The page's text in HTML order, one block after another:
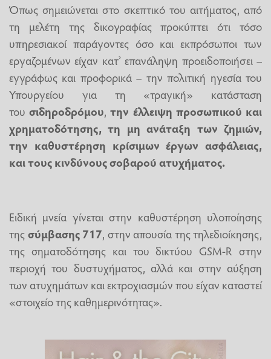
Όπως σημειώνεται στο σκεπτικό του αιτήματος, από
τη μελέτη της δικογραφίας προκύπτει ότι τόσο
υπηρεσιακοί παράγοντες όσο και εκπρόσωποι των
εργαζομένων είχαν κατ’ επανάληψη προειδοποιήσει –
εγγράφως και προφορικά – την πολιτική ηγεσία του
Υπουργείου για τη «τραγική» κατάσταση
τουσιδηροδρόμου,την έλλειψη προσωπικού και
χρηματοδότησης, τη μη ανάταξη των ζημιών,
την καθυστέρηση κρίσιμων έργων ασφάλειας,
και τους κινδύνους σοβαρού ατυχήματος.
Ειδική μνεία γίνεται στην καθυστέρηση υλοποίησης
της σύμβασης 717, στην απουσία της τηλεδιοίκησης,
της σηματοδότησης και του δικτύου GSM-R στην
περιοχή του δυστυχήματος, αλλά και στην αύξηση
των ατυχημάτων και εκτροχιασμών που είχαν καταστεί
«στοιχείο της καθημερινότητας».